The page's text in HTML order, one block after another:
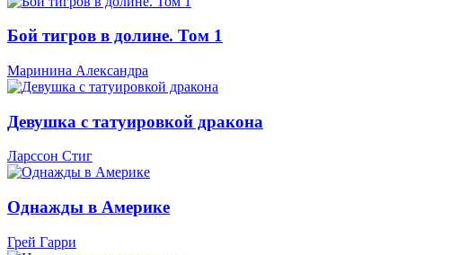
Бой тигров в долине. Том 1
Маринина Александра
Девушка с татуировкой дракона
Ларссон Стиг
Однажды в Америке
Грей Гарри